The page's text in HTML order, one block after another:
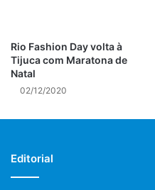
biométrico na rede
no controle de
funcionários públicos; além
salas de pregão eletrônico
créditos ao contribuinte em
corrente e, no segundo
Rio Fashion Day volta à
Tijuca com Maratona de
Natal
02/12/2020
Editorial